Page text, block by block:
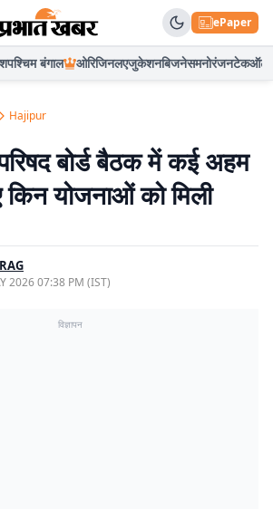
ePaper
पश्चिम बंगाल ओरिजिनलएजुकेशनबिजनेसमनोरंजनटेकऑटो
Hajipur
बोर्ड बैठक में कई अहम
योजनाओं को मिली
2026 07:38 PM (IST)
विज्ञापन